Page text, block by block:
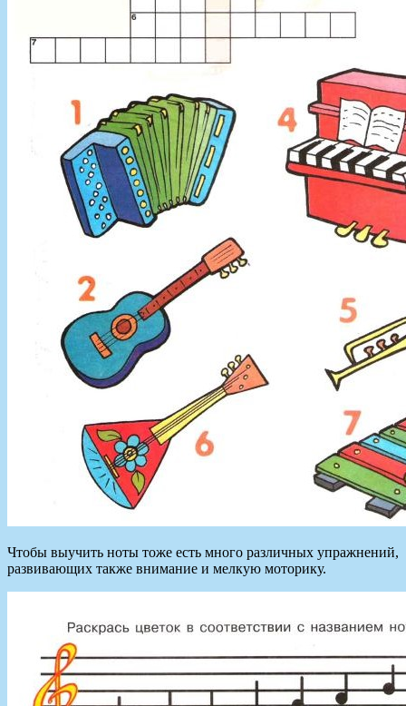
Чтобы выучить ноты тоже есть много различных упражнений,
развивающих также внимание и мелкую моторику.